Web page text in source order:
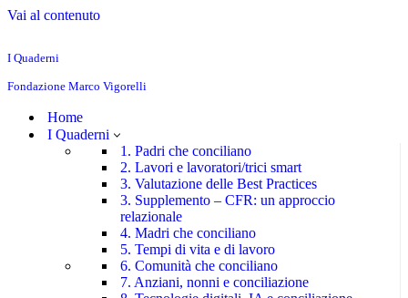
Vai al contenuto
I Quaderni
Fondazione Marco Vigorelli
Home
I Quaderni
1. Padri che conciliano
2. Lavori e lavoratori/trici smart
3. Valutazione delle Best Practices
3. Supplemento – CFR: un approccio
relazionale
4. Madri che conciliano
5. Tempi di vita e di lavoro
6. Comunità che conciliano
7. Anziani, nonni e conciliazione